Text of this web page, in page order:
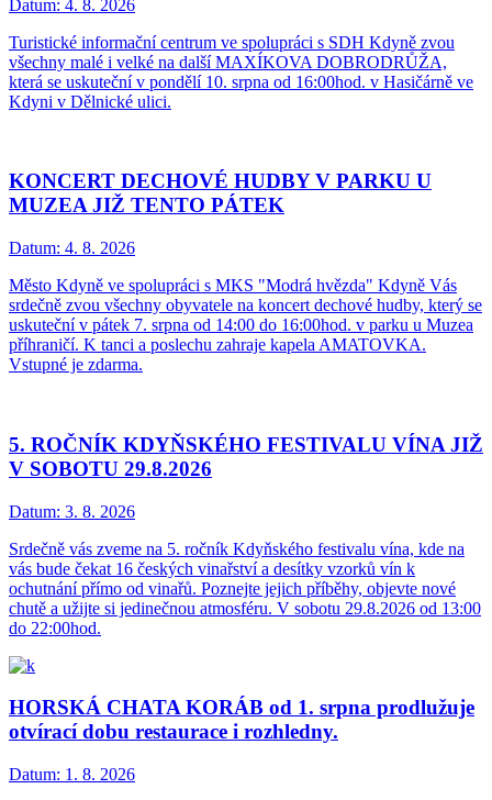
Datum: 4. 8. 2026
Turistické informační centrum ve spolupráci s SDH Kdyně zvou
všechny malé i velké na další MAXÍKOVA DOBRODRŮŽA,
která se uskuteční v pondělí 10. srpna od 16:00hod. v Hasičárně ve
Kdyni v Dělnické ulici.
KONCERT DECHOVÉ HUDBY V PARKU U
MUZEA JIŽ TENTO PÁTEK
Datum: 4. 8. 2026
Město Kdyně ve spolupráci s MKS "Modrá hvězda" Kdyně Vás
srdečně zvou všechny obyvatele na koncert dechové hudby, který se
uskuteční v pátek 7. srpna od 14:00 do 16:00hod. v parku u Muzea
příhraničí. K tanci a poslechu zahraje kapela AMATOVKA.
Vstupné je zdarma.
5. ROČNÍK KDYŇSKÉHO FESTIVALU VÍNA JIŽ
V SOBOTU 29.8.2026
Datum: 3. 8. 2026
Srdečně vás zveme na 5. ročník Kdyňského festivalu vína, kde na
vás bude čekat 16 českých vinařství a desítky vzorků vín k
ochutnání přímo od vinařů. Poznejte jejich příběhy, objevte nové
chutě a užijte si jedinečnou atmosféru. V sobotu 29.8.2026 od 13:00
do 22:00hod.
HORSKÁ CHATA KORÁB od 1. srpna prodlužuje
otvírací dobu restaurace i rozhledny.
Datum: 1. 8. 2026